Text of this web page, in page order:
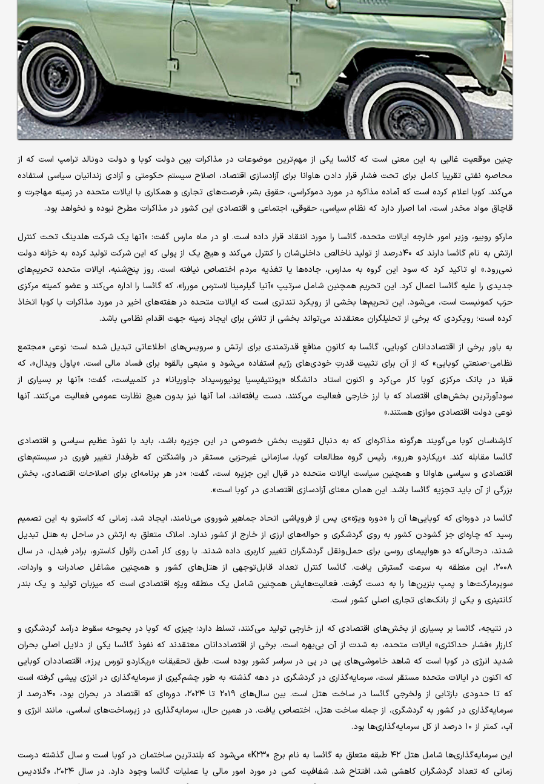
چنین موقعیت غالبی به این معنی است که گائسا یکی از مهم‌ترین موضوعات در مذاکرات بین دولت کوبا و دولت دونالد ترامپ است که از
محاصره نفتی تقریبا کامل برای تحت فشار قرار دادن‌ هاوانا برای آزادسازی اقتصاد، اصلاح سیستم حکومتی و آزادی زندانیان سیاسی استفاده
می‌کند. کوبا اعلام کرده است که آماده مذاکره در مورد دموکراسی، حقوق بشر، فرصت‌های تجاری و همکاری با ایالات متحده در زمینه مهاجرت و
قاچاق مواد مخدر است، اما اصرار دارد که نظام سیاسی، حقوقی، اجتماعی و اقتصادی این کشور در مذاکرات مطرح نبوده و نخواهد بود.
مارکو روبیو، وزیر امور خارجه ایالات متحده، گائسا را ​​​​مورد انتقاد قرار داده است. او در ماه مارس گفت: «آنها یک شرکت هلدینگ تحت کنترل
ارتش به نام گائسا دارند که ۴۰درصد از تولید ناخالص داخلی‌شان را کنترل می‌کند و هیچ یک از پولی که این شرکت تولید کرده به خزانه دولت
نمی‌رود.» او تاکید کرد که سود این گروه به مدارس، جاده‌ها یا تغذیه مردم اختصاص نیافته است. روز پنج‌شنبه، ایالات متحده تحریم‌های
جدیدی را علیه گائسا اعمال کرد. این تحریم همچنین شامل سرتیپ «آنیا گیلرمینا لاسترس موررا»، که گائسا را ​​​​اداره می‌کند و عضو کمیته مرکزی
حزب کمونیست است، می‌شود. این تحریم‌ها بخشی از رویکرد تندتری است که ایالات متحده در هفته‌های اخیر در مورد مذاکرات با کوبا اتخاذ
کرده است؛ رویکردی که برخی از تحلیلگران معتقدند می‌تواند بخشی از تلاش برای ایجاد زمینه جهت اقدام نظامی باشد.
به باور برخی از اقتصاددانان کوبایی، گائسا به کانونِ منافعِ قدرتمندی برای ارتش و سرویس‌های اطلاعاتی تبدیل شده است؛ نوعی «مجتمع
نظامی-صنعتیِ کوبایی» که از آن برای تثبیت قدرتِ خودی‌های رژیم استفاده می‌شود و منبعی بالقوه برای فساد مالی است. «پاول ویدال»، که
قبلا در بانک مرکزی کوبا کار می‌کرد و اکنون استاد دانشگاه «پونتیفیسیا یونیورسیداد جاوریانا» در کلمبیاست، گفت: «آنها بر بسیاری از
سودآورترین بخش‌های اقتصاد که با ارز خارجی فعالیت می‌کنند، دست یافته‌اند، اما آنها نیز بدون هیچ نظارت عمومی فعالیت می‌کنند. آنها
نوعی دولت اقتصادی موازی هستند.»
کارشناسان کوبا می‌گویند هرگونه مذاکره‌ای که به دنبال تقویت بخش خصوصی در این جزیره باشد، باید با نفوذ عظیم سیاسی و اقتصادی
گائسا مقابله کند. «ریکاردو هررو»، رئیس گروه مطالعات کوبا، سازمانی غیرحزبی مستقر در واشنگتن که طرفدار تغییر فوری در سیستم‌های
اقتصادی و سیاسی‌ هاوانا و همچنین سیاست ایالات متحده در قبال این جزیره است، گفت: «در هر برنامه‌ای برای اصلاحات اقتصادی، بخش
بزرگی از آن باید تجزیه گائسا باشد. این همان معنای آزادسازی اقتصادی در کوبا است».
گائسا در دوره‌ای که کوبایی‌ها آن را «دوره ویژه»ی پس از فروپاشی اتحاد جماهیر شوروی می‌نامند، ایجاد شد، زمانی که کاسترو به این تصمیم
رسید که چاره‌ای جز گشودن کشور به روی گردشگری و حواله‌های ارزی از خارج از کشور ندارد. املاک متعلق به ارتش در ساحل به هتل تبدیل
شدند، درحالی‌که دو هواپیمای روسی برای حمل‌ونقل گردشگران تغییر کاربری داده شدند. با روی کار آمدن رائول کاسترو، برادر فیدل، در سال
۲۰۰۸، این منطقه به سرعت گسترش یافت. گائسا کنترل تعداد قابل‌توجهی از هتل‌های کشور و همچنین مشاغل صادرات و واردات،
سوپرمارکت‌ها و پمپ بنزین‌ها را به دست گرفت. فعالیت‌هایش همچنین شامل یک منطقه ویژه اقتصادی است که میزبان تولید و یک بندر
کانتینری و یکی از بانک‌های تجاری اصلی کشور است.
در نتیجه، گائسا بر بسیاری از بخش‌های اقتصادی که ارز خارجی تولید می‌کنند، تسلط دارد؛ چیزی که کوبا در بحبوحه سقوط درآمد گردشگری و
کارزار «فشار حداکثری» ایالات متحده، به شدت از آن بی‌بهره است. برخی از اقتصاددانان معتقدند که نفوذ گائسا یکی از دلایل اصلی بحران
شدید انرژی در کوبا است که شاهد خاموشی‌های پی در پی در سراسر کشور بوده است. طبق تحقیقات «ریکاردو تورس پرز»، اقتصاددان کوبایی
که اکنون در ایالات متحده مستقر است، سرمایه‌گذاری در گردشگری در دهه گذشته به طور چشم‌گیری از سرمایه‌گذاری در انرژی پیشی گرفته است
که تا حدودی بازتابی از ولخرجی گائسا در ساخت هتل است. بین سال‌های ۲۰۱۹ تا ۲۰۲۴، دوره‌ای که اقتصاد در بحران بود، ۴۰درصد از
سرمایه‌گذاری در کشور به گردشگری، از جمله ساخت هتل، اختصاص یافت. در همین حال، سرمایه‌گذاری در زیرساخت‌های اساسی، مانند انرژی و
آب، کمتر از ۱۰ درصد از کل سرمایه‌گذاری‌ها بود.
این سرمایه‌گذاری‌ها شامل هتل ۴۲ طبقه متعلق به گائسا به نام برج «K۲۳» می‌شود که بلندترین ساختمان در کوبا است و سال گذشته درست
زمانی که تعداد گردشگران کاهشی شد، افتتاح شد. شفافیت کمی در مورد امور مالی یا عملیات گائسا وجود دارد. در سال ۲۰۲۴، «گلادیس